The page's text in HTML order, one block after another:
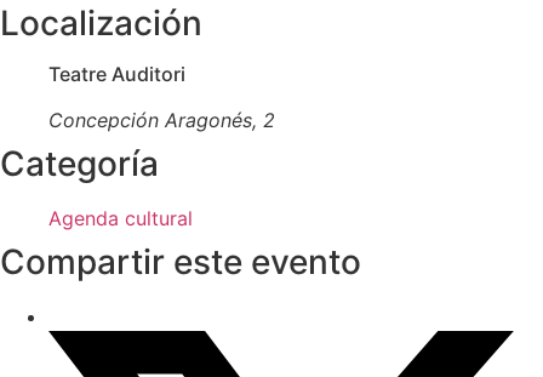
Localización
Teatre Auditori
Concepción Aragonés, 2
Categoría
Agenda cultural
Compartir este evento